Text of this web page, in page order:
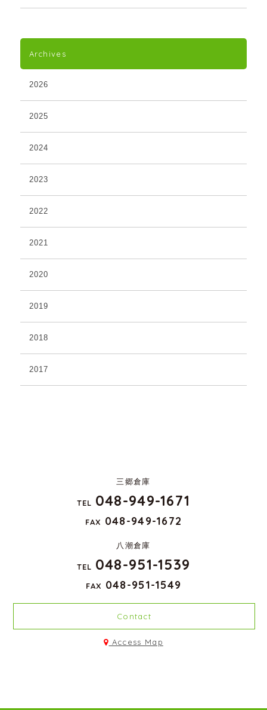
Archives
2026
2025
2024
2023
2022
2021
2020
2019
2018
2017
三郷倉庫
TEL 048-949-1671
FAX 048-949-1672
八潮倉庫
TEL 048-951-1539
FAX 048-951-1549
Contact
Access Map